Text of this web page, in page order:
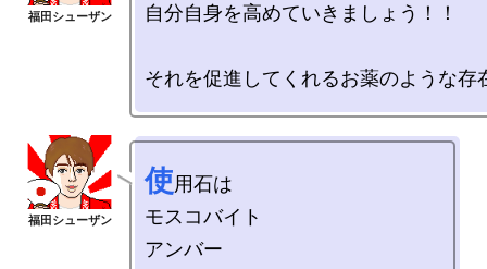
自分自身を高めていきましょう！！
使用石は
モスコバイト
アンバー